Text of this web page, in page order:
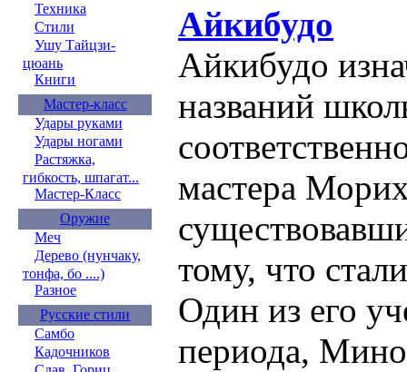
Техника
Стили
Ушу Тайцзи-
цюань
Книги
Мастер-класс
Удары руками
Удары ногами
Растяжка,
гибкость, шпагат...
Мастер-Класс
Оружие
Меч
Дерево (нунчаку,
тонфа, бо ....)
Разное
Русские стили
Самбо
Кадочников
Айкибудо
Айкибудо
названий
мастера
тому, что
Один из его
периода,